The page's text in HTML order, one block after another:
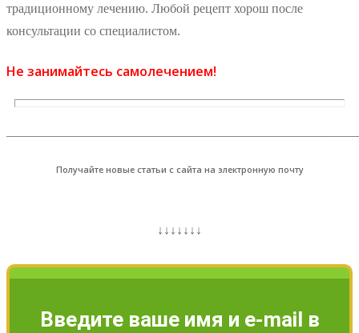
традиционному лечению. Любой рецепт хорош после
консультации со специалистом.
Не занимайтесь самолечением!
Получайте новые статьи с сайта на электронную почту
↓↓↓↓↓↓↓
Введите ваше имя и e-mail в